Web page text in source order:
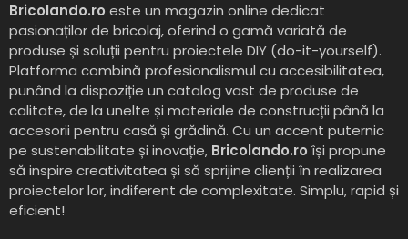
Bricolando.ro este un magazin online dedicat
pasionaților de bricolaj, oferind o gamă variată de
produse și soluții pentru proiectele DIY (do-it-yourself).
Platforma combină profesionalismul cu accesibilitatea,
punând la dispoziție un catalog vast de produse de
calitate, de la unelte și materiale de construcții până la
accesorii pentru casă și grădină. Cu un accent puternic
pe sustenabilitate și inovație, Bricolando.ro își propune
să inspire creativitatea și să sprijine clienții în realizarea
proiectelor lor, indiferent de complexitate. Simplu, rapid și
eficient!